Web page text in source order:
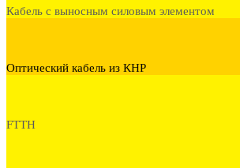
Кабель с выносным силовым элементом
Оптический кабель из КНР
FTTH